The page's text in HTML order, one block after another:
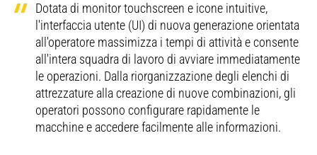
Lunghezza al centro dei rulli 3830 mm
Carreggiata 2590 mm
Larghezza di trasporto 3190 mm
Profondità massima di scavo parete
verticale
5340 mm
Forza di scavo della benna - ISO 166 kN
motore -
ISO
14396
151 kW
Potenza
motore -
ISO
14396
205 hp (metrica)
Dotata di monitor touchscreen e icone intuitive,
l'interfaccia utente (UI) di nuova generazione orientata
all'operatore massimizza i tempi di attività e consente
all'intera squadra di lavoro di avviare immediatamente
le operazioni. Dalla riorganizzazione degli elenchi di
attrezzature alla creazione di nuove combinazioni, gli
operatori possono configurare rapidamente le
macchine e accedere facilmente alle informazioni.